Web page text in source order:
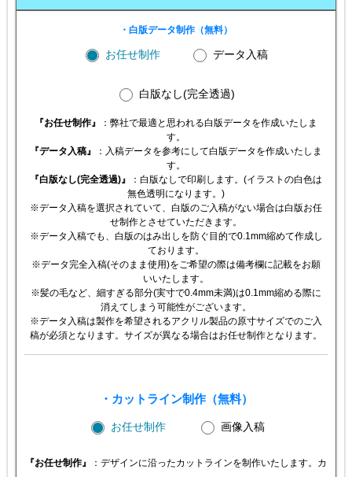
・白版データ制作（無料）
お任せ制作 データ入稿
白版なし(完全透過)
『お任せ制作』
：弊社で最適と思われる白版データを作成いたしま
す。
『データ入稿』
：入稿データを参考にして白版データを作成いたしま
す。
『白版なし(完全透過)』
：白版なしで印刷します。(イラストの白色は
無色透明になります。)
※データ入稿を選択されていて、白版のご入稿がない場合は白版お任
せ制作とさせていただきます。
※データ入稿でも、白版のはみ出しを防ぐ目的で0.1mm縮めて作成し
ております。
※データ完全入稿(そのまま使用)をご希望の際は備考欄に記載をお願
いいたします。
※髪の毛など、細すぎる部分(実寸で0.4mm未満)は0.1mm縮める際に
消えてしまう可能性がございます。
※データ入稿は製作を希望されるアクリル製品の原寸サイズでのご入
稿が必須となります。サイズが異なる場合はお任せ制作となります。
・カットライン制作（無料）
お任せ制作 画像入稿
『お任せ制作』 ：デザインに沿ったカットラインを制作いたします。カ